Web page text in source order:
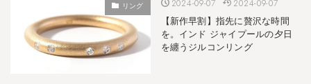
リング 2024-09-07 2024-09-07
【新作早割】指先に贅沢な時間
を。インド ジャイプールの夕日
を纏うジルコンリング